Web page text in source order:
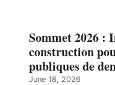
Sommet 2026 :
construction
publiques de
June 18, 2026